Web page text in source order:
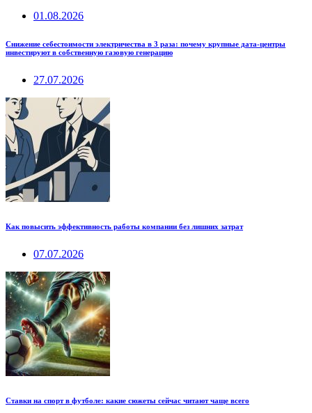
01.08.2026
Снижение себестоимости электричества в 3 раза: почему крупные дата-центры
инвестируют в собственную газовую генерацию
27.07.2026
Как повысить эффективность работы компании без лишних затрат
07.07.2026
Ставки на спорт в футболе: какие сюжеты сейчас читают чаще всего